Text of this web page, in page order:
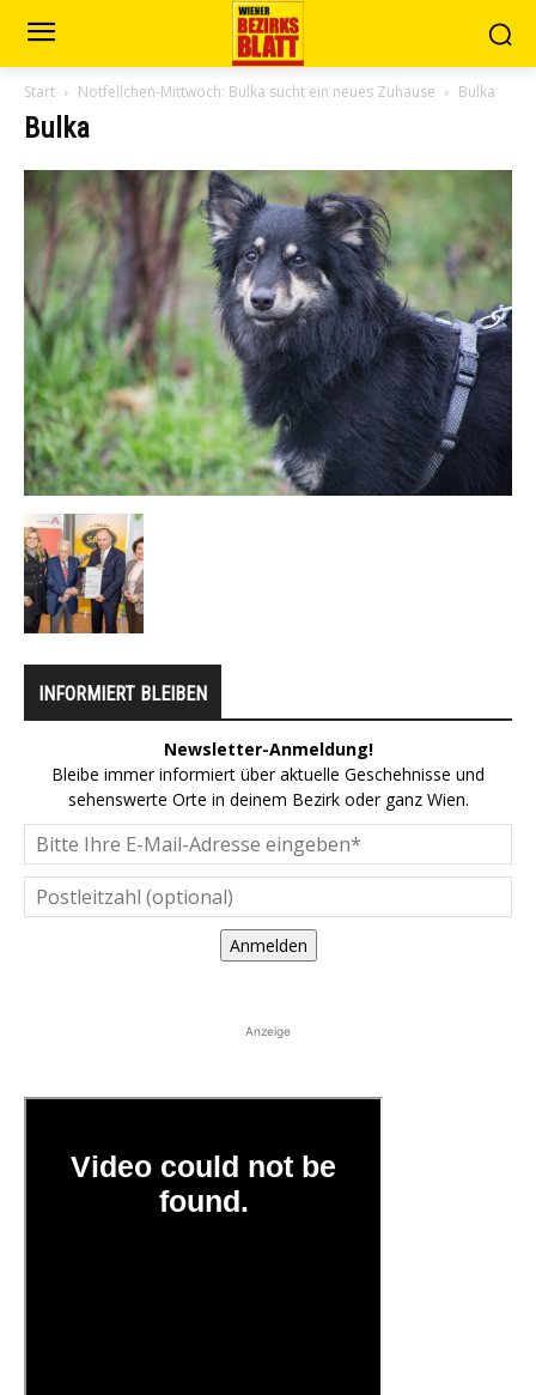
Start Notfellchen-Mittwoch: Bulka sucht ein neues Zuhause Bulka
Bulka
INFORMIERT BLEIBEN
Newsletter-Anmeldung!
Bleibe immer informiert über aktuelle Geschehnisse und
sehenswerte Orte in deinem Bezirk oder ganz Wien.
Anmelden
Anzeige